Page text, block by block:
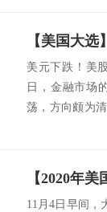
美元下跌！美
日，金融市场
荡，方向颇为
11月4日早间，